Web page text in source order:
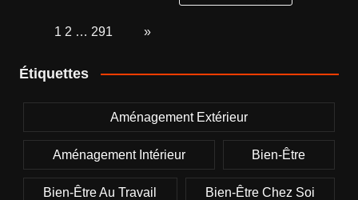
1 2 … 291 »
Étiquettes
Aménagement Extérieur
Aménagement Intérieur Bien-Être
Bien-Être Au Travail Bien-Être Chez Soi